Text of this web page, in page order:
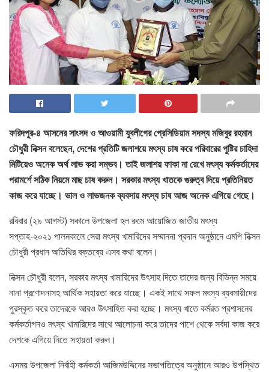
ফরিদপুর-৪ আসনের সাংসদ ও আওয়ামী যুবলীগের প্রেসিডিয়াম সদস্য মজিবুর রহমান
চৌধুরী নিক্সন বলেছেন, দেশের প্রতিটি জলাশয়ে মৎস্য চাষ করে পরিবারের পুষ্টির চাহিদা
মিটিয়েও অনেক অর্থ লাভ করা সম্ভব। তাই জলাশয় ফাকা না রেখে মৎস্য কর্মকর্তাদের
পরামর্শে সঠিক নিয়মে মাছ চাষ করুন। সরকার মৎস্য খাতকে গুরুত্ব দিয়ে প্রতিনিয়ত
কাজ করে যাচ্ছে। ভাল ও লাভজনক ব্যবসায় মৎস্য চাষ আজ অনেক এগিয়ে গেছে।
রবিবার (২৯ আগস্ট) সকালে উপজেলা হল রুমে আয়োজিত জাতীয় মৎস্য
সপ্তাহ-২০২১ পালনকালে সেরা মৎস্য খামারিদের সম্মাননা প্রদান অনুষ্ঠানে এমপি নিক্সন
চৌধুরী প্রধান অতিথির বক্তব্যে এসব কথা বলেন।
নিক্সন চৌধুরী বলেন, সরকার মৎস্য খামারিদের উৎসাহ দিতে তাদের জন্য বিভিন্ন সময়ে
নানা প্রণোদনাসহ আর্থিক সহায়তা করে যাচ্ছে। একই সাথে সফল মৎস্য ব্যবসায়ীদের
পুরস্কৃত করে তাদেরকে আরও উৎসাহিত করা হচ্ছে। মৎস্য খাতে কর্মরত প্রশাসনের
কর্মকর্তাগনও মৎস্য খামারিদের সাথে আলোচনা করে তাদের পাশে থেকে সর্বদা কাজ করে
দেশকে এগিয়ে নিতে সহায়তা করুন।
এসময় উপজেলা নির্বাহী কর্মকর্তা আজিমউদ্দিনের সভাপতিত্বে অনুষ্ঠানে আরও উপস্থিত